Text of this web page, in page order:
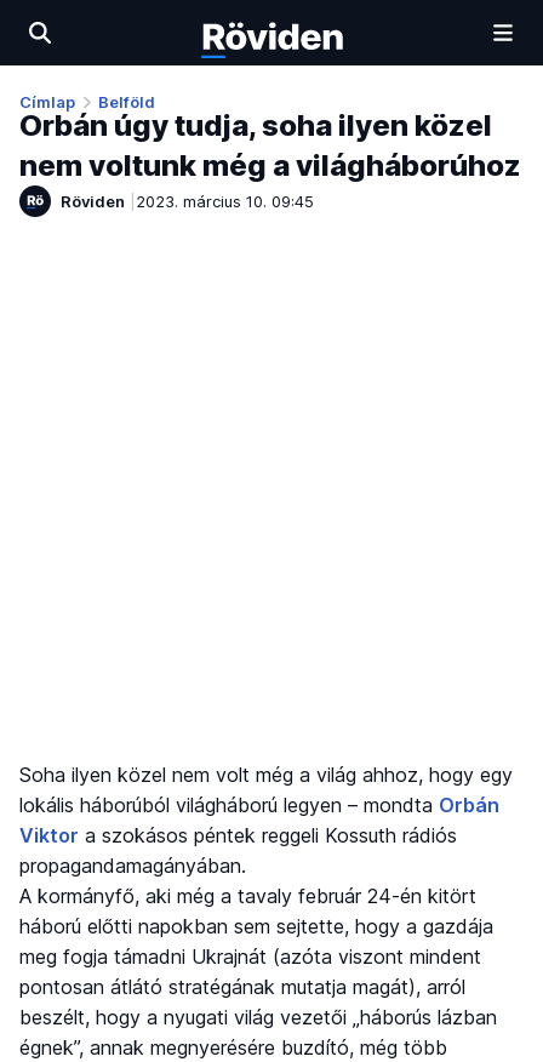
Címlap Belföld
Orbán úgy tudja, soha ilyen közel
nem voltunk még a világháborúhoz
Röviden 2023. március 10. 09:45
Soha ilyen közel nem volt még a világ ahhoz, hogy egy
lokális háborúból világháború legyen – mondta Orbán
Viktor a szokásos péntek reggeli Kossuth rádiós
propagandamagányában.
A kormányfő, aki még a tavaly február 24-én kitört
háború előtti napokban sem sejtette, hogy a gazdája
meg fogja támadni Ukrajnát (azóta viszont mindent
pontosan átlátó stratégának mutatja magát), arról
beszélt, hogy a nyugati világ vezetői „háborús lázban
égnek”, annak megnyerésére buzdító, még több